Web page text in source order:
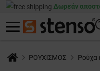
Δωρεάν
ΡΟΥΧΙΣΜΟΣ Ρούχα